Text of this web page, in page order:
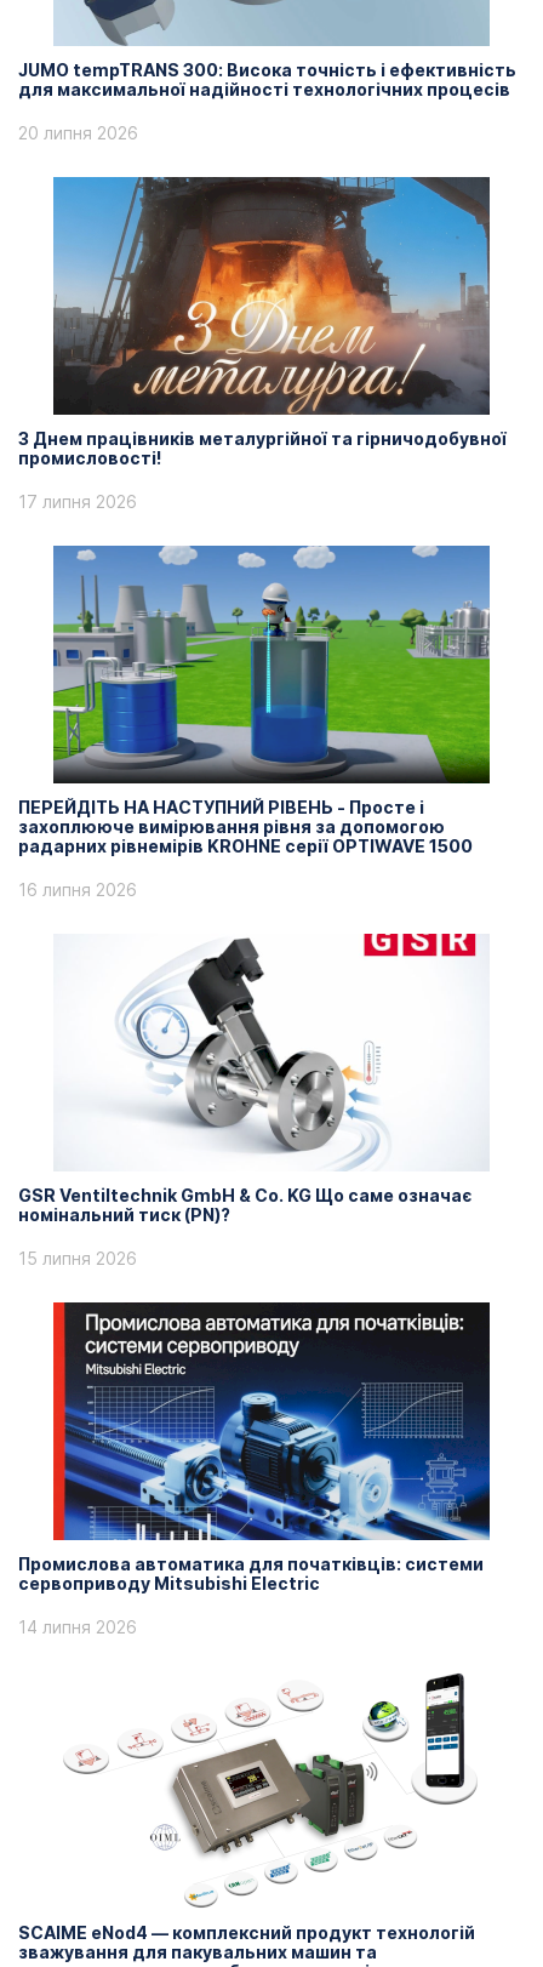
JUMO tempTRANS 300: Висока точність і ефективність
для максимальної надійності технологічних процесів
20 липня 2026
З Днем працівників металургійної та гірничодобувної
промисловості!
17 липня 2026
ПЕРЕЙДІТЬ НА НАСТУПНИЙ РІВЕНЬ - Просте і
захоплююче вимірювання рівня за допомогою
радарних рівнемірів KROHNE серії OPTIWAVE 1500
16 липня 2026
GSR Ventiltechnik GmbH & Co. KG Що саме означає
номінальний тиск (PN)?
15 липня 2026
Промислова автоматика для початківців: системи
сервоприводу Mitsubishi Electric
14 липня 2026
SCAIME eNod4 — комплексний продукт технологій
зважування для пакувальних машин та